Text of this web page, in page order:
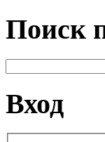
Поиск
Вход